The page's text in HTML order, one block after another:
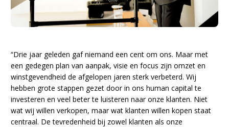
“Drie jaar geleden gaf niemand een cent om ons. Maar met
een gedegen plan van aanpak, visie en focus zijn omzet en
winstgevendheid de afgelopen jaren sterk verbeterd. Wij
hebben grote stappen gezet door in ons human capital te
investeren en veel beter te luisteren naar onze klanten. Niet
wat wij willen verkopen, maar wat klanten willen kopen staat
centraal. De tevredenheid bij zowel klanten als onze